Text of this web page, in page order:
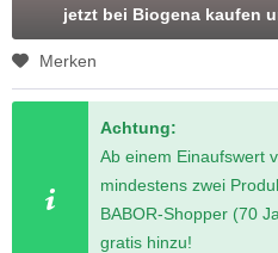
jetzt bei Biogena kaufen
Merken
Achtung:
Ab einem Einaufswert
mindestens zwei
BABOR-Shopper (70
gratis hinzu!